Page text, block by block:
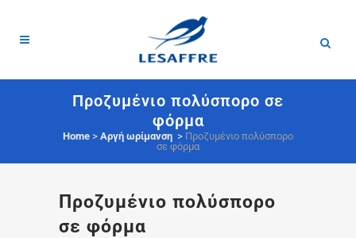
Προζυμένιο πολύσπορο σε
φόρμα
Home > Αργή ωρίμανση > Προζυμένιο πολύσπορο
σε φόρμα
Προζυμένιο πολύσπορο
σε φόρμα